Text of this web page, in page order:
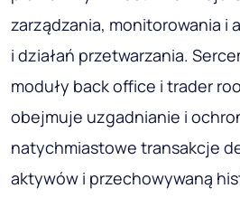
zarządzania, monitorowania i
i działań przetwarzania.
moduły back office i trader
obejmuje uzgadnianie i
natychmiastowe transakcje
aktywów i przechowywaną